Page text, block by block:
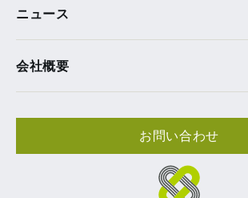
ニュース
会社概要
お問い合わせ